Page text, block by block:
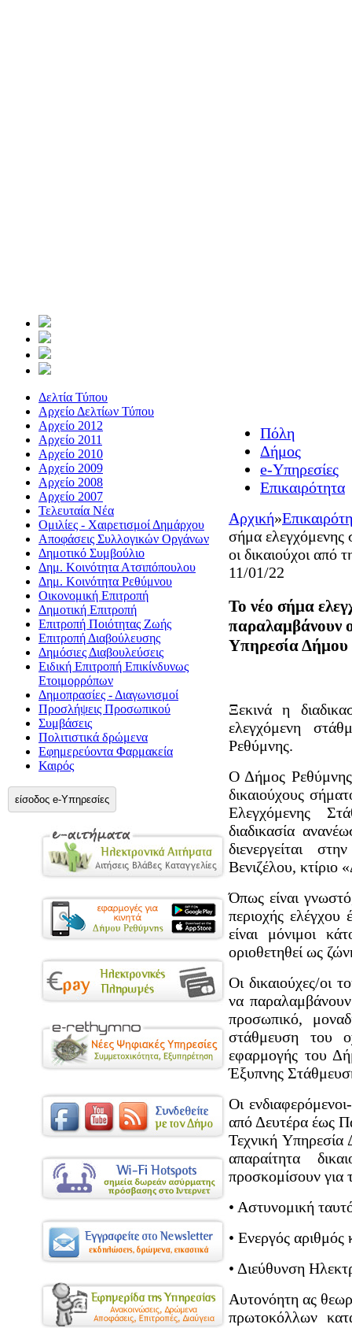
Δελτία Τύπου
Αρχείο Δελτίων Τύπου
Αρχείο 2012
Αρχείο 2011
Αρχείο 2010
Αρχείο 2009
Αρχείο 2008
Αρχείο 2007
Τελευταία Νέα
Ομιλίες - Χαιρετισμοί Δημάρχου
Αποφάσεις Συλλογικών Οργάνων
Δημοτικό Συμβούλιο
Δημ. Κοινότητα Ατσιπόπουλου
Δημ. Κοινότητα Ρεθύμνου
Οικονομική Επιτροπή
Δημοτική Επιτροπή
Επιτροπή Ποιότητας Ζωής
Επιτροπή Διαβούλευσης
Δημόσιες Διαβουλεύσεις
Ειδική Επιτροπή Επικίνδυνως
Ετοιμορρόπων
Δημοπρασίες - Διαγωνισμοί
Προσλήψεις Προσωπικού
Συμβάσεις
Πολιτιστικά δρώμενα
Εφημερεύοντα Φαρμακεία
Καιρός
είσοδος e-Υπηρεσίες
Πόλη
Δήμος
e-Υπηρεσίες
Επικαιρότητα
Αρχική»
σήμα
οι δικαιούχοι από
11/01/22
Το νέο σήμα
παραλαμβάνουν
Υπηρεσία Δήμου
Ξεκινά η
ελεγχόμενη
Ρεθύμνης.
Ο Δήμος Ρεθύμνης
δικαιούχους
Ελεγχόμενης
διαδικασία
διενεργείται
Βενιζέλου, κτίριο
Όπως είναι
περιοχής ελέγχου
είναι μόνιμοι
οριοθετηθεί ως
Οι δικαιούχες/οι
να
προσωπικό,
στάθμευση του
εφαρμογής του
Έξυπνης
Οι
από Δευτέρα έως
Τεχνική
απαραίτητα
προσκομίσουν για
• Αστυνομική
• Ενεργός
• Διεύθυνση
Αυτονόητη ας
πρωτοκόλλων